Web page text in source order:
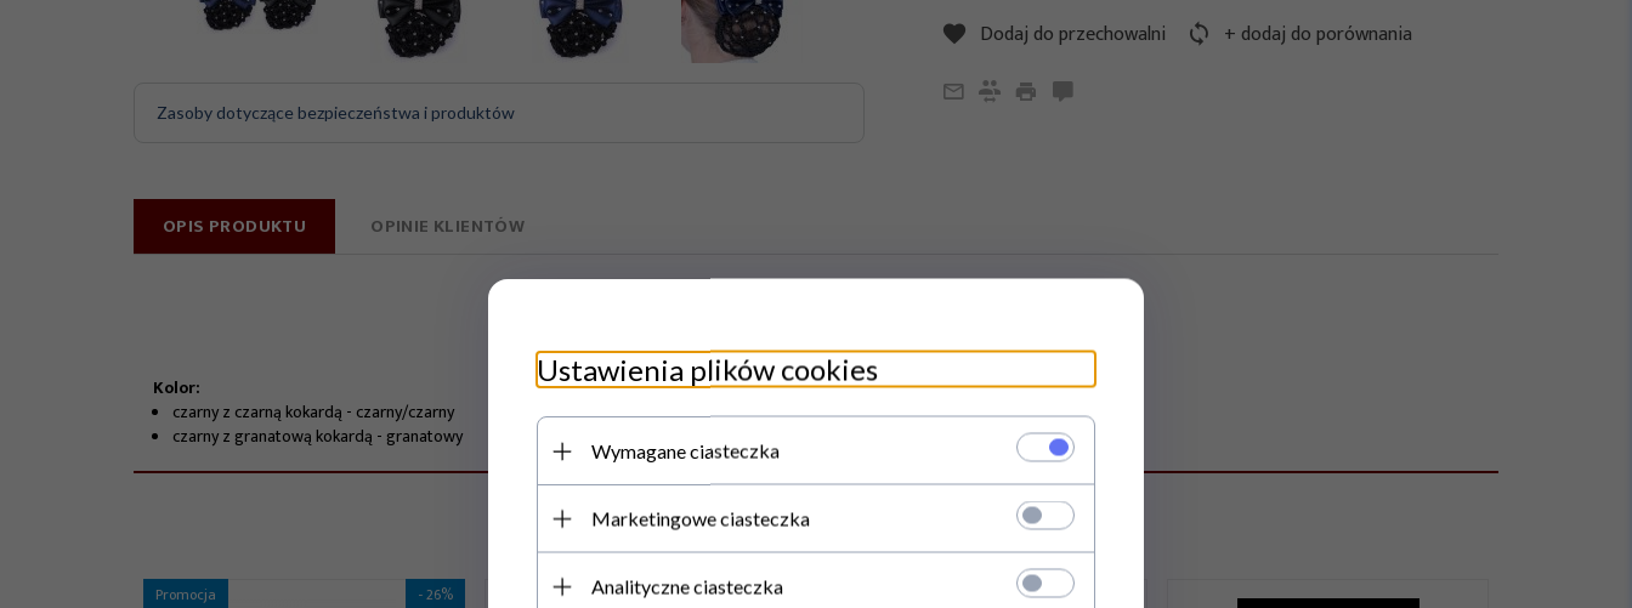
Zasoby dotyczące bezpieczeństwa i produktów
Dodaj do przechowalni
+ dodaj do porównania
OPIS PRODUKTU OPINIE KLIENTÓW
Materiał: 100% poliester
Kolor:
czarny z czarną kokardą - czarny/czarny
czarny z granatową kokardą - granatowy
KLIENCI, KTÓRZY KUPILI TEN PRODUKT WYBRALI RÓWNIEŻ...
Promocja - 26%
Ustawienia plików cookies
Wymagane ciasteczka
Marketingowe ciasteczka
Analityczne ciasteczka